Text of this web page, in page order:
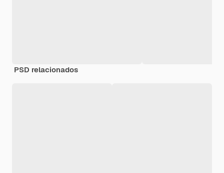
PSD relacionados